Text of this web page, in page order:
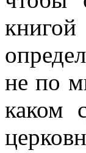
не по
каком